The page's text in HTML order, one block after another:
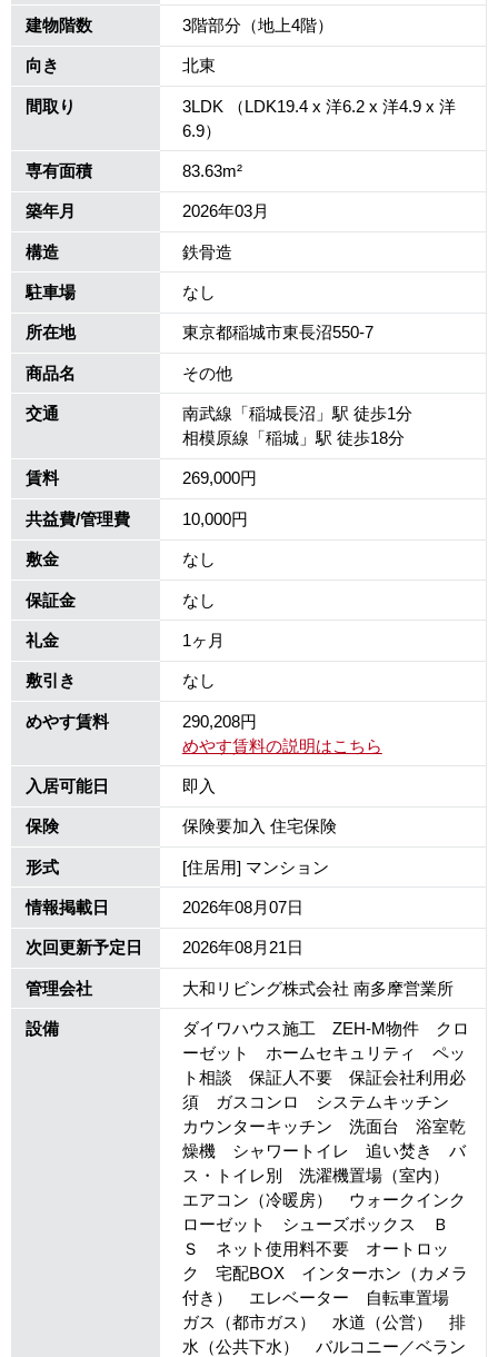
賃料 269,000円
共益費/管理費 10,000円
敷金 なし
建物階数 3階部分（地上4階）
保証金 なし
向き 北東
礼金 1ヶ月
間取り
3LDK （LDK19.4 x 洋6.2 x 洋4.9 x 洋
6.9）
敷引き なし
専有面積 83.63m²
めやす賃料
290,208円
めやす賃料の説明はこちら
築年月 2026年03月
入居可能日 即入
構造 鉄骨造
保険 保険要加入 住宅保険
駐車場 なし
形式 [住居用] マンション
所在地 東京都稲城市東長沼550-7
情報掲載日 2026年08月07日
管理会社 大和リビング株式会社 南多摩営業所
次回更新予定日 2026年08月21日
商品名 その他
交通
南武線「稲城長沼」駅 徒歩1分
相模原線「稲城」駅 徒歩18分
設備
ダイワハウス施工 ZEH-M物件 クロ
ーゼット ホームセキュリティ ペッ
ト相談 保証人不要 保証会社利用必
須 ガスコンロ システムキッチン
カウンターキッチン 洗面台 浴室乾
燥機 シャワートイレ 追い焚き バ
ス・トイレ別 洗濯機置場（室内）
エアコン（冷暖房） ウォークインク
ローゼット シューズボックス Ｂ
Ｓ ネット使用料不要 オートロッ
ク 宅配BOX インターホン（カメラ
付き） エレベーター 自転車置場
ガス（都市ガス） 水道（公営） 排
水（公共下水） バルコニー／ベラン